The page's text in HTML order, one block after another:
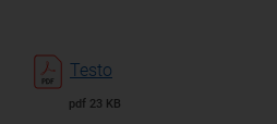
Testo
pdf 23 KB